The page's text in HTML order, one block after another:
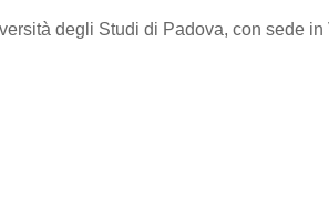
degli Studi di Padova, con sede